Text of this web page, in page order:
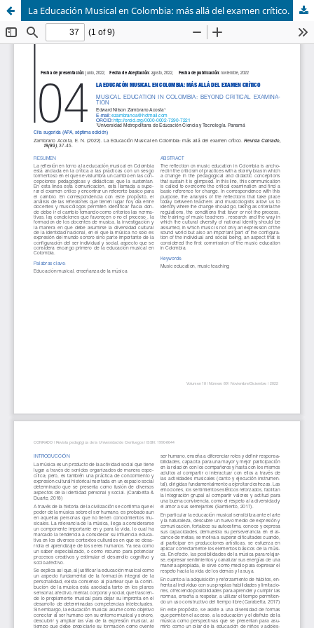
La Educación Musical en Colombia: más allá del examen crítico.